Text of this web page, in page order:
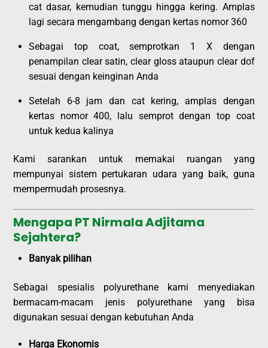
cat dasar, kemudian tunggu hingga kering. Amplas
lagi secara mengambang dengan kertas nomor 360
Sebagai top coat, semprotkan 1 X dengan
penampilan clear satin, clear gloss ataupun clear dof
sesuai dengan keinginan Anda
Setelah 6-8 jam dan cat kering, amplas dengan
kertas nomor 400, lalu semprot dengan top coat
untuk kedua kalinya
Kami sarankan untuk memakai ruangan yang
mempunyai sistem pertukaran udara yang baik, guna
mempermudah prosesnya.
Mengapa PT Nirmala Adjitama
Sejahtera?
Banyak pilihan
Sebagai spesialis polyurethane kami menyediakan
bermacam-macam jenis polyurethane yang bisa
digunakan sesuai dengan kebutuhan Anda
Harga Ekonomis